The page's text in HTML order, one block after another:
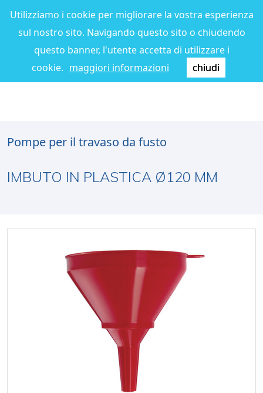
Utilizziamo i cookie per migliorare la vostra esperienza
sul nostro sito. Navigando questo sito o chiudendo
questo banner, l'utente accetta di utilizzare i
cookie. maggiori informazioni chiudi
Pompe per il travaso da fusto
IMBUTO IN PLASTICA Ø120 MM